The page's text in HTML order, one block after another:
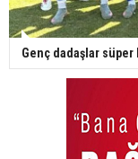
Genç dadaşlar